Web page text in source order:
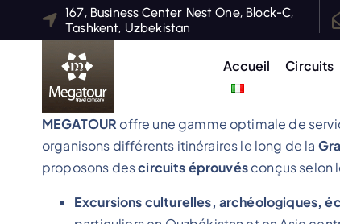
167, Business Center Nest One, Block-C,
Tashkent, Uzbekistan
Accueil Circuits
MEGATOUR offre une gamme optimale de
organisons différents itinéraires le long de la
proposons descircuits éprouvésconçus selon
Excursions culturelles, archéologiques,